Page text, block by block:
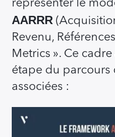
représenter le
AARRR
Revenu,
Metrics ». Ce
étape du parcours
associées :